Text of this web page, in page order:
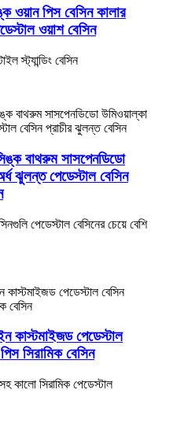
ওয়ান পিস বেসিন কালার
ওয়াশ বেসিন
স্ট্যান্ডিং বেসিন
বাথরুম সাসপেনডিডো
ঝুলন্ত পেডেস্টাল বেসিন
পেডেস্টাল বেসিনের চেয়ে বেশি
কাস্টমাইজড পেডেস্টাল
সিরামিক বেসিন
কালো সিরামিক পেডেস্টাল